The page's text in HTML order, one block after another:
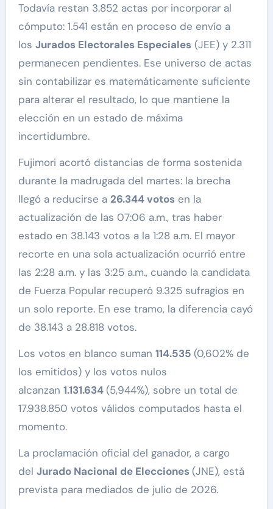
Todavía restan 3.852 actas por incorporar al
cómputo: 1.541 están en proceso de envío a
los Jurados Electorales Especiales(JEE) y 2.311
permanecen pendientes. Ese universo de actas
sin contabilizar es matemáticamente suficiente
para alterar el resultado, lo que mantiene la
elección en un estado de máxima
incertidumbre.
Fujimori acortó distancias de forma sostenida
durante la madrugada del martes: la brecha
llegó a reducirse a 26.344 votosen la
actualización de las 07:06 a.m., tras haber
estado en 38.143 votos a la 1:28 a.m. El mayor
recorte en una sola actualización ocurrió entre
las 2:28 a.m. y las 3:25 a.m., cuando la candidata
de Fuerza Popular recuperó 9.325 sufragios en
un solo reporte. En ese tramo, la diferencia cayó
de 38.143 a 28.818 votos.
Los votos en blanco suman 114.535 (0,602% de
los emitidos) y los votos nulos
alcanzan 1.131.634(5,944%), sobre un total de
17.938.850 votos válidos computados hasta el
momento.
La proclamación oficial del ganador, a cargo
del Jurado Nacional de Elecciones(JNE), está
prevista para mediados de julio de 2026.